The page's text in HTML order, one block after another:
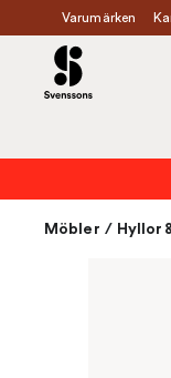
Varumärken
Möbler / Hyllor